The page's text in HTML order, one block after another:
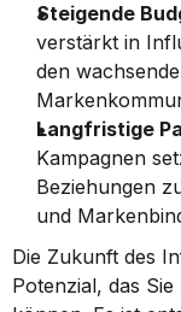
Steigende
verstärkt in
den
Langfristige
Kampagnen
Beziehungen
und
Die Zukunft des
Potenzial, das